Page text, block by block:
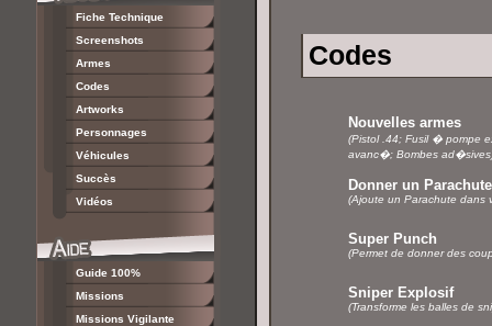
Fiche Technique
Screenshots
Armes
Codes
Artworks
Personnages
Véhicules
Succès
Vidéos
Guide 100%
Missions
Missions Vigilante
Codes
Nouvelles armes
(Pistol .44; Fusil � pompe
avanc�; Bombes
Donner un Parachute
(Ajoute un Parachute dans
Super Punch
(Permet de donner des
Sniper Explosif
(Transforme les balles de